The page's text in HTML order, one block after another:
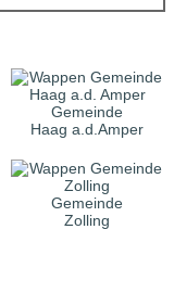
Gemeinde
Haag a.d.Amper
Gemeinde
Zolling